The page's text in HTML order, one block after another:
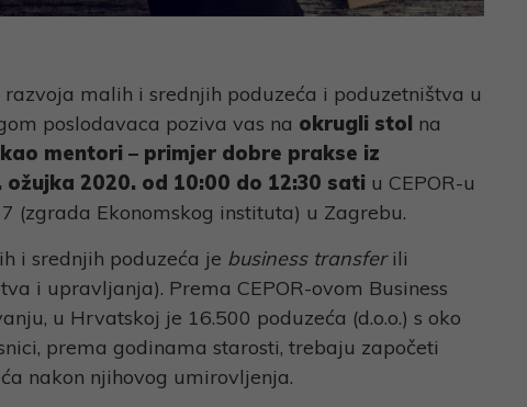
razvoja malih i srednjih poduzeća i poduzetništva u
poslodavaca poziva vas na okrugli stol na
mentori – primjer dobre prakse iz
ožujka 2020. od 10:00 do 12:30 sati u CEPOR-u
7 (zgrada Ekonomskog instituta) u Zagrebu.
i srednjih poduzeća je business transferili
i upravljanja). Prema CEPOR-ovom Business
u Hrvatskoj je 16.500 poduzeća (d.o.o.) s oko
prema godinama starosti, trebaju započeti
nakon njihovog umirovljenja.